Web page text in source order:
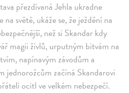
přezdívaná Jehla ukradne
světě, ukáže se, že ježdění na
než si Skandar kdy
magii živlů, urputným bitvám na
napínavým závodům a
jednorožcům začíná Skandarovi
ocitl ve velkém nebezpečí.